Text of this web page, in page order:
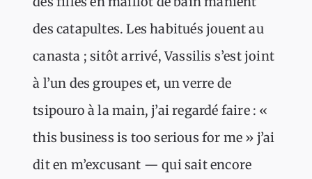
des catapultes. Les habitués jouent au
canasta ; sitôt arrivé, Vassilis s’est joint
à l’un des groupes et, un verre de
tsipouro à la main, j’ai regardé faire : «
this business is too serious for me » j’ai
dit en m’excusant — qui sait encore